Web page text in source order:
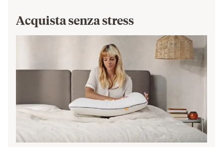
Acquista senza stress